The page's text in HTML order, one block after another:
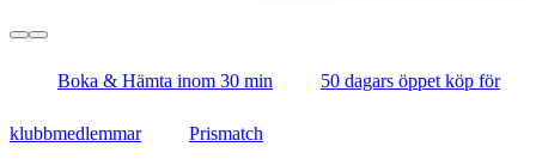
Boka & Hämta inom 30 min 50 dagars öppet köp för
klubbmedlemmar Prismatch